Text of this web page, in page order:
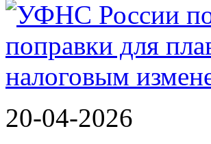
20-04-2026